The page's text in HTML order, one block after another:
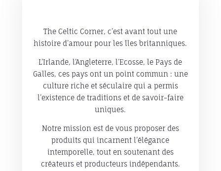
The Celtic Corner, c’est avant tout une
histoire d’amour pour les îles britanniques.
L’Irlande, l’Angleterre, l’Ecosse, le Pays de
Galles, ces pays ont un point commun : une
culture riche et séculaire qui a permis
l’existence de traditions et de savoir-faire
uniques.
Notre mission est de vous proposer des
produits qui incarnent l’élégance
intemporelle, tout en soutenant des
créateurs et producteurs indépendants.